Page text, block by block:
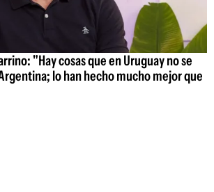
"Hay cosas que en Uruguay no se
lo han hecho mucho mejor que